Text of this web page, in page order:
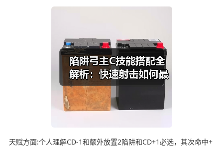
天赋方面:个人理解CD-1和额外放置2陷阱和CD+1必选，其次命中+